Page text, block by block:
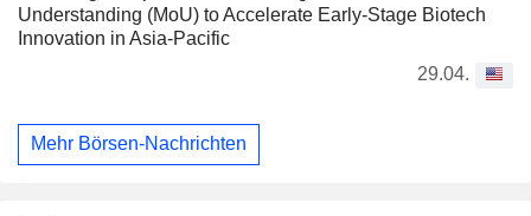
Understanding (MoU) to Accelerate Early-Stage Biotech
Innovation in Asia-Pacific
29.04.
Mehr Börsen-Nachrichten